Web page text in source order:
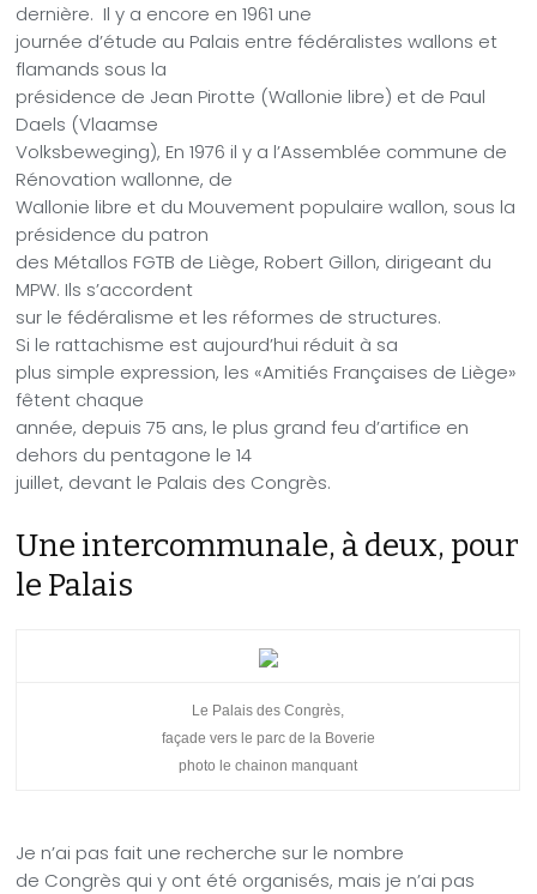
dernière. Il y a encore en 1961 une
journée d’étude au Palais entre fédéralistes wallons et
flamands sous la
présidence de Jean Pirotte (Wallonie libre) et de Paul
Daels (Vlaamse
Volksbeweging), En 1976 il y a l’Assemblée commune de
Rénovation wallonne, de
Wallonie libre et du Mouvement populaire wallon, sous la
présidence du patron
des Métallos FGTB de Liège, Robert Gillon, dirigeant du
MPW. Ils s’accordent
sur le fédéralisme et les réformes de structures.
Si le rattachisme est aujourd’hui réduit à sa
plus simple expression, les «Amitiés Françaises de Liège»
fêtent chaque
année, depuis 75 ans, le plus grand feu d’artifice en
dehors du pentagone le 14
juillet, devant le Palais des Congrès.
Une intercommunale, à deux, pour
le Palais
Le Palais des Congrès,
façade vers le parc de la Boverie
photo le chainon manquant
Je n’ai pas fait une recherche sur le nombre
de Congrès qui y ont été organisés, mais je n’ai pas